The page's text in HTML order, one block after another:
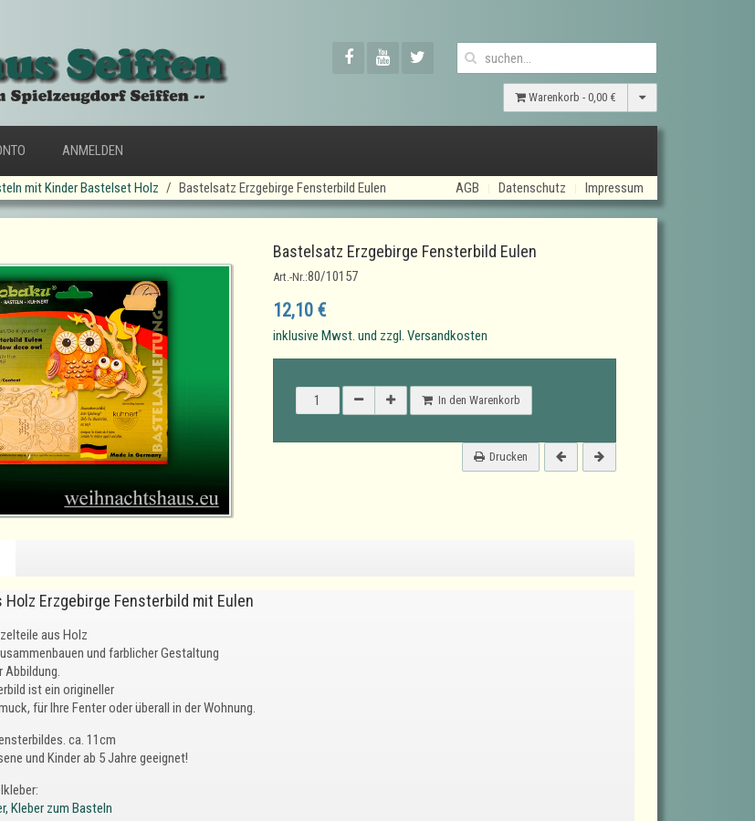
Warenkorb - 0,00 €
ANMELDEN
mit Kinder Bastelset Holz Bastelsatz Erzgebirge Fensterbild Eulen AGB Datenschutz Impressum
Bastelsatz Erzgebirge Fensterbild Eulen
Art.-Nr.:80/10157
12,10 €
inklusive Mwst. und zzgl. Versandkosten
In den Warenkorb
Drucken
Erzgebirge Fensterbild mit Eulen
aus Holz
und farblicher Gestaltung
Abbildung.
ist ein origineller
für Ihre Fenter oder überall in der Wohnung.
ca. 11cm
und Kinder ab 5 Jahre geeignet!
Kleber zum Basteln